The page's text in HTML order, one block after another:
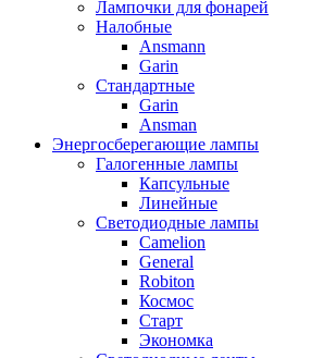
Лампочки для фонарей
Налобные
Ansmann
Garin
Стандартные
Garin
Ansman
Энергосберегающие лампы
Галогенные лампы
Капсульные
Линейные
Светодиодные лампы
Camelion
General
Robiton
Космос
Старт
Экономка